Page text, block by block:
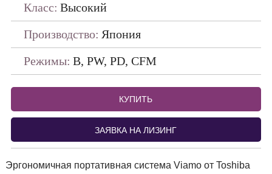
Класс: Высокий
Производство: Япония
Режимы: В, PW, PD, CFM
КУПИТЬ
ЗАЯВКА НА ЛИЗИНГ
Эргономичная портативная система Viamo от Toshiba